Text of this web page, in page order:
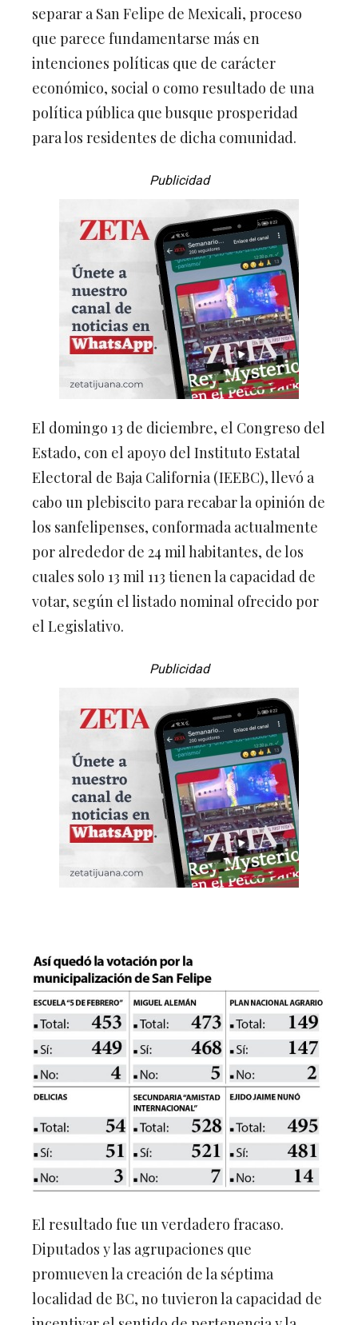
separar a San Felipe de Mexicali, proceso
que parece fundamentarse más en
intenciones políticas que de carácter
económico, social o como resultado de una
política pública que busque prosperidad
para los residentes de dicha comunidad.
Publicidad
El domingo 13 de diciembre, el Congreso del
Estado, con el apoyo del Instituto Estatal
Electoral de Baja California (IEEBC), llevó a
cabo un plebiscito para recabar la opinión de
los sanfelipenses, conformada actualmente
por alrededor de 24 mil habitantes, de los
cuales solo 13 mil 113 tienen la capacidad de
votar, según el listado nominal ofrecido por
el Legislativo.
Publicidad
El resultado fue un verdadero fracaso.
Diputados y las agrupaciones que
promueven la creación de la séptima
localidad de BC, no tuvieron la capacidad de